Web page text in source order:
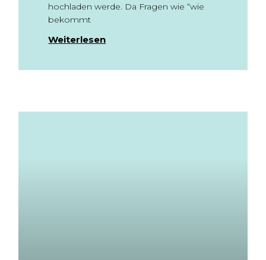
hochladen werde. Da Fragen wie “wie
bekommt
Weiterlesen